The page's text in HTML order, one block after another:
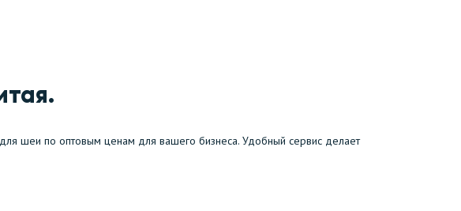
шеи по оптовым ценам для вашего бизнеса. Удобный сервис делает